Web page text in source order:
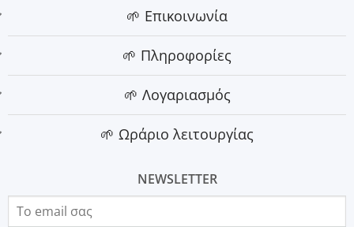
🌱 Επικοινωνία
🌱 Πληροφορίες
🌱 Λογαριασμός
🌱 Ωράριο λειτουργίας
NEWSLETTER